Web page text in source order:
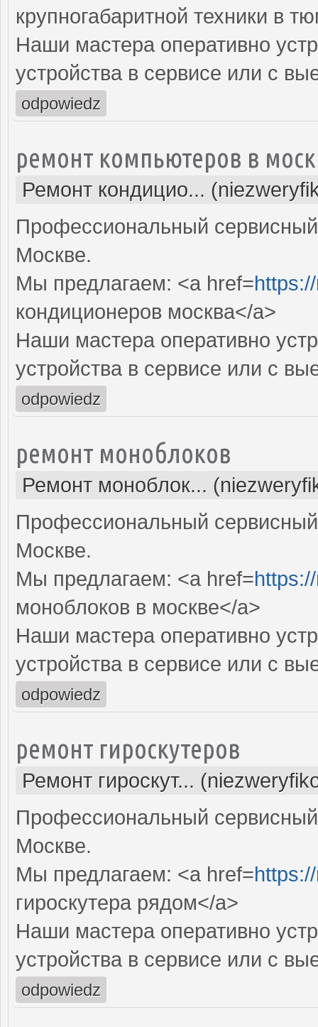
крупногабаритной техники в
Наши мастера оперативно
устройства в сервисе или с
odpowiedz
ремонт компьютеров в
Ремонт кондицио...
Профессиональный
Москве.
Мы предлагаем: <a href=
кондиционеров москва</a>
Наши мастера оперативно
устройства в сервисе или с
odpowiedz
ремонт моноблоков
Ремонт моноблок...
Профессиональный
Москве.
Мы предлагаем: <a href=
моноблоков в москве</a>
Наши мастера оперативно
устройства в сервисе или с
odpowiedz
ремонт гироскутеров
Ремонт гироскут...
Профессиональный сервисный
Москве.
Мы предлагаем: <a href=
гироскутера рядом</a>
Наши мастера оперативно
устройства в сервисе или с
odpowiedz